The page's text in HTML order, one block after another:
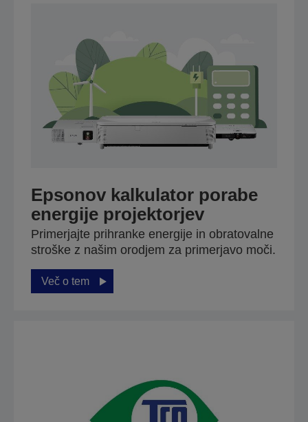
Epsonov kalkulator porabe
energije projektorjev
Primerjajte prihranke energije in obratovalne
stroške z našim orodjem za primerjavo moči.
Več o tem